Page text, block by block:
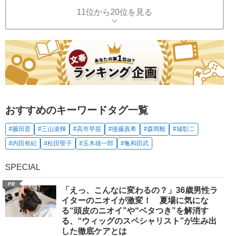
11位から20位を見る
おすすめのキーワードタグ一覧
#藤田晋 #三山凌輝 #高市早苗 #後藤真希 #森岡毅
#城彰二
#内田有紀
#松田聖子 #玉木雄一郎 #亀和田武
SPECIAL
PR
「えっ、こんなに変わるの？」36歳男性ラ
イターのニオイが激変！ 夏場に気にな
る“頭皮のニオイ”や“ベタつき”を解消す
る、“ウィッグのスペシャリスト”が生み出
した徹底ケアとは